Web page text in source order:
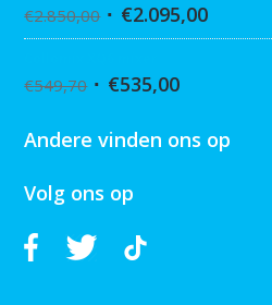
€2.850,00 €2.095,00
€549,70 €535,00
Andere vinden ons op
Volg ons op